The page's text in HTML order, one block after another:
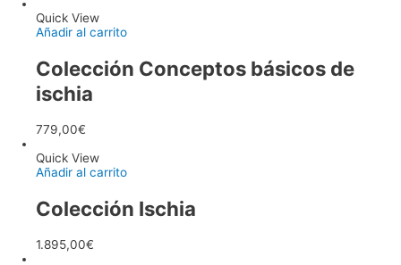
Quick View
Añadir al carrito
Colección Conceptos básicos de
ischia
779,00€
Quick View
Añadir al carrito
Colección Ischia
1.895,00€